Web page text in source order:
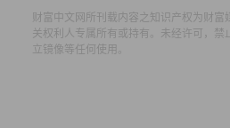
美国和世界其他地区对电视节目
财富中文网所刊载内容之知识产权为财
关权利人专属所有或持有。未经许可，禁
立镜像等任何使用。